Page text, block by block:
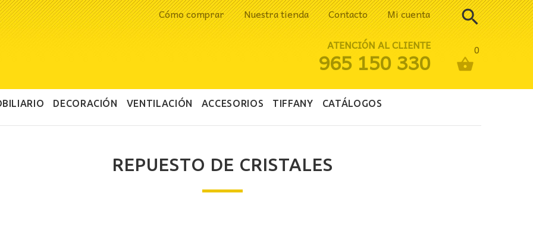
Cómo comprar Nuestra tienda Contacto Mi cuenta
0
ATENCIÓN AL CLIENTE
965 150 330
DECORACIÓN VENTILACIÓN ACCESORIOS TIFFANY CATÁLOGOS
REPUESTO DE CRISTALES